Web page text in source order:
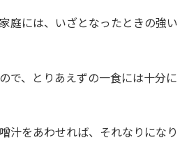
庭には、いざとなったときの強い
で、とりあえずの一食には十分に
汁をあわせれば、それなりになり